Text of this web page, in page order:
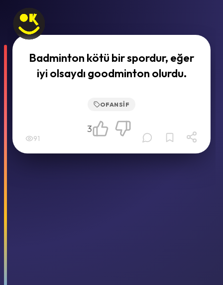
Badminton kötü bir spordur, eğer
iyi olsaydı goodminton olurdu.
OFANSIF
91
3